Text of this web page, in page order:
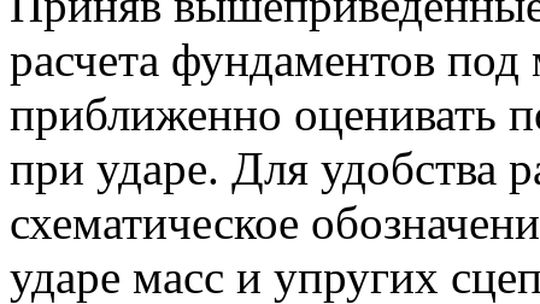
расчета фундаментов
приближенно оценивать
при ударе. Для удобства
схематическое
ударе масс и упругих